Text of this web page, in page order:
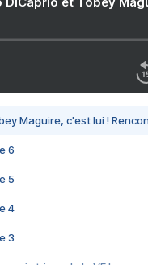
Maguire, c'est lui !
6
5
4
3